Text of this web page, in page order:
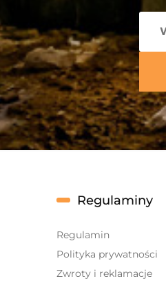
Regulaminy
Regulamin
Polityka prywatności
Zwroty i reklamacje